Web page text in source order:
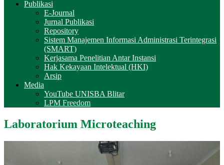
Publikasi
E-Journal
Jurnal Publikasi
Repository
Sistem Manajemen Informasi Administrasi Terintegrasi
(SMART)
Kerjasama Penelitian Antar Instansi
Hak Kekayaan Intelektual (HKI)
Arsip
Media
YouTube UNISBA Blitar
LPM Freedom
Laboratorium Microteaching